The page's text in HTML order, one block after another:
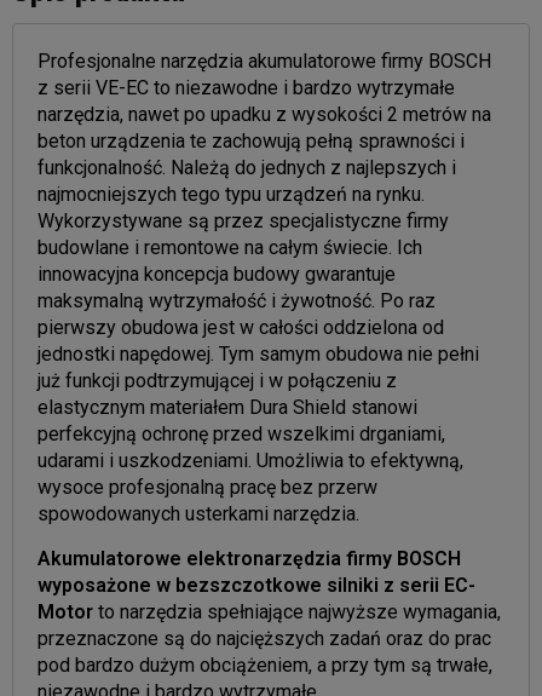
Profesjonalne narzędzia akumulatorowe firmy BOSCH
z serii VE-EC to niezawodne i bardzo wytrzymałe
narzędzia, nawet po upadku z wysokości 2 metrów na
beton urządzenia te zachowują pełną sprawności i
funkcjonalność. Należą do jednych z najlepszych i
najmocniejszych tego typu urządzeń na rynku.
Wykorzystywane są przez specjalistyczne firmy
budowlane i remontowe na całym świecie. Ich
innowacyjna koncepcja budowy gwarantuje
maksymalną wytrzymałość i żywotność. Po raz
pierwszy obudowa jest w całości oddzielona od
jednostki napędowej. Tym samym obudowa nie pełni
już funkcji podtrzymującej i w połączeniu z
elastycznym materiałem Dura Shield stanowi
perfekcyjną ochronę przed wszelkimi drganiami,
udarami i uszkodzeniami. Umożliwia to efektywną,
wysoce profesjonalną pracę bez przerw
spowodowanych usterkami narzędzia.
Akumulatorowe elektronarzędzia firmy BOSCH
wyposażone w bezszczotkowe silniki z serii EC-
Motor to narzędzia spełniające najwyższe wymagania,
przeznaczone są do najcięższych zadań oraz do prac
pod bardzo dużym obciążeniem, a przy tym są trwałe,
niezawodne i bardzo wytrzymałe.